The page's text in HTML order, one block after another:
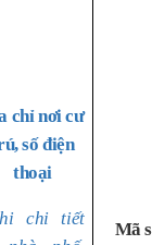
chỉ nơi cư
số điện
thoại
chi tiết
Mã